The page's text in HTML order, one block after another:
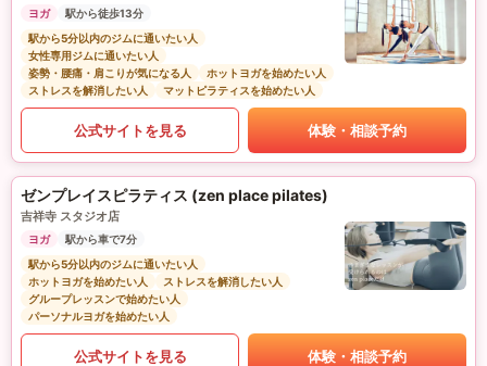
ヨガ
駅から徒歩13分
駅から5分以内のジムに通いたい人
女性専用ジムに通いたい人
姿勢・腰痛・肩こりが気になる人
ホットヨガを始めたい人
ストレスを解消したい人
マットピラティスを始めたい人
公式サイトを見る 体験・相談予約
ゼンプレイスピラティス (zen place pilates)
吉祥寺 スタジオ店
ヨガ
駅から車で7分
駅から5分以内のジムに通いたい人
ホットヨガを始めたい人
ストレスを解消したい人
グループレッスンで始めたい人
パーソナルヨガを始めたい人
公式サイトを見る 体験・相談予約